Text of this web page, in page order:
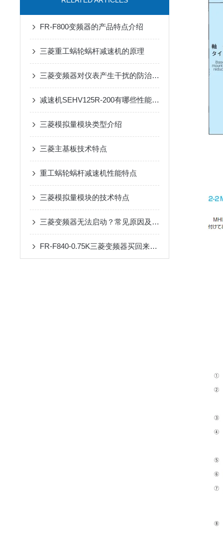
FR-F800变频器的产品特点介绍
三菱重工蜗轮蜗杆减速机的原理
三菱变频器对仪表产生干扰的防治措施
减速机SEHV125R-200有哪些性能参数和特点呢？
三菱模拟量模块类型介绍
三菱主基板技术特点
重工蜗轮蜗杆减速机性能特点
三菱模拟量模块的技术特点
三菱变频器无法启动？常见原因及解决办法
FR-F840-0.75K三菱变频器买回来第一步该做什么？开箱验收与上电检查清单